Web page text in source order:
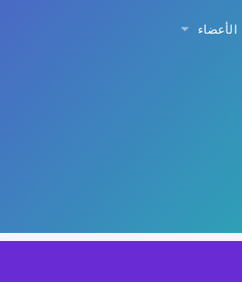
الأعضاء